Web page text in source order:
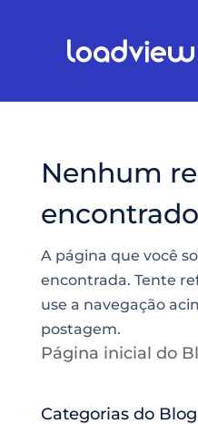
Nenhum
encontrado
A página que você
encontrada. Tente
use a navegação
postagem.
Página inicial do
Categorias do Blog